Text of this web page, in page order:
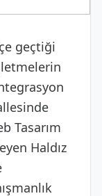
geçtiği
Tasarım
Haldız